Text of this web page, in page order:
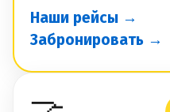
Наши рейсы →
Забронировать →